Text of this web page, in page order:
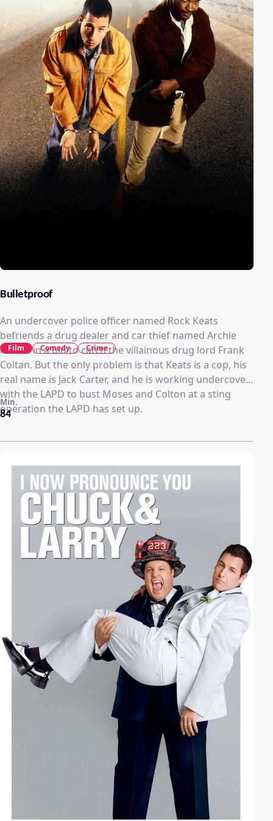
Bulletproof
An undercover police officer named Rock Keats
befriends a drug dealer and car thief named Archie
Moses in a bid to catch the villainous drug lord Frank
Coltan. But the only problem is that Keats is a cop, his
real name is Jack Carter, and he is working undercover
with the LAPD to bust Moses and Colton at a sting
operation the LAPD has set up.
84
Min.
Film Comedy Crime